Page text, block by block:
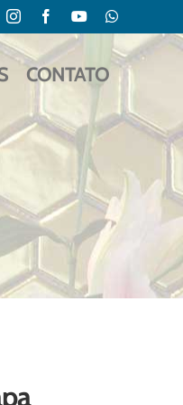
InstagramFacebookYouTubeWhatsApp
CONTATO